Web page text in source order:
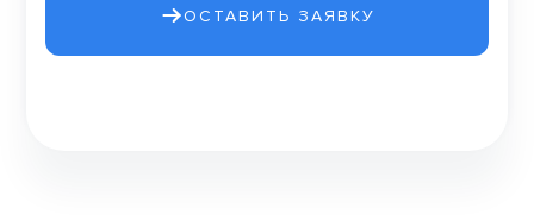
ОСТАВИТЬ ЗАЯВКУ